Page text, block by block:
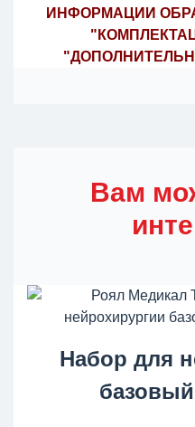
ИНФОРМАЦИИ
Вам
Набор для